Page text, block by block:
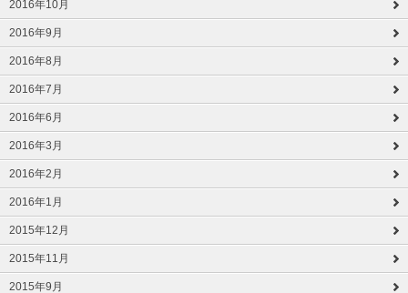
2016年10月
2016年9月
2016年8月
2016年7月
2016年6月
2016年3月
2016年2月
2016年1月
2015年12月
2015年11月
2015年9月